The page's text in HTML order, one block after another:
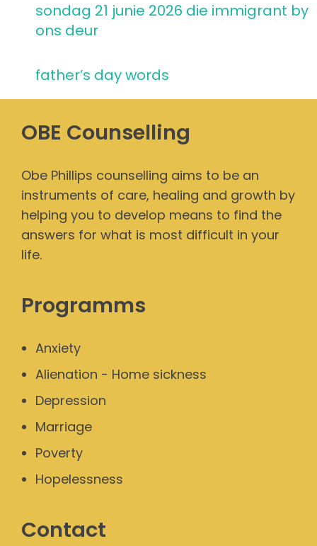
sondag 21 junie 2026 die immigrant by
ons deur
father’s day words
OBE Counselling
Obe Phillips counselling aims to be an
instruments of care, healing and growth by
helping you to develop means to find the
answers for what is most difficult in your
life.
Programms
Anxiety
Alienation - Home sickness
Depression
Marriage
Poverty
Hopelessness
Contact